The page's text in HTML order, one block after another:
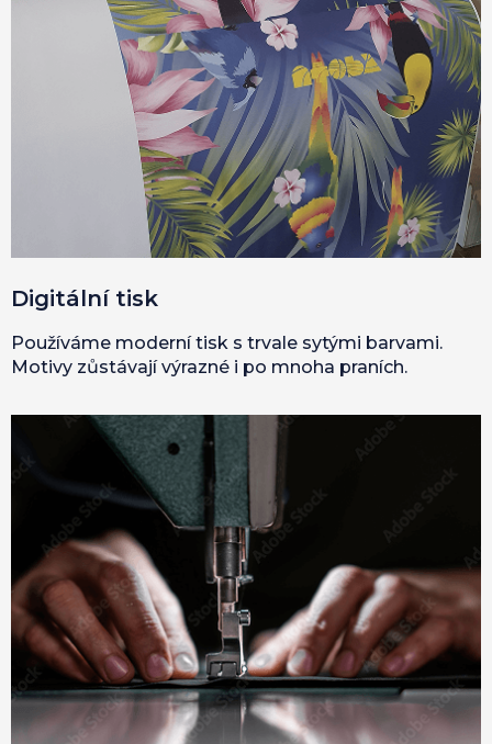
Digitální tisk
Používáme moderní tisk s trvale sytými barvami.
Motivy zůstávají výrazné i po mnoha praních.